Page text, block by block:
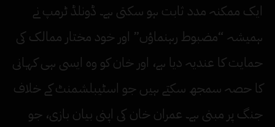
ایک ممکنہ مدد ثابت ہو سکتی ہے۔ ڈونلڈ ٹرمپ نے
ہمیشہ “مضبوط رہنماؤں” اور خود مختار ممالک کی
حمایت کا عندیہ دیا ہے، اور خان کو وہ ایسی ہی کہانی
کا حصہ سمجھ سکتے ہیں جو اسٹیبلشمنٹ کے خلاف
جنگ پر مبنی ہے۔ عمران خان کی اپنی بیان بازی، جو